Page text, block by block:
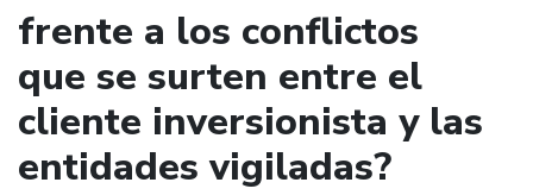
frente a los conflictos
que se surten entre el
cliente inversionista y las
entidades vigiladas?